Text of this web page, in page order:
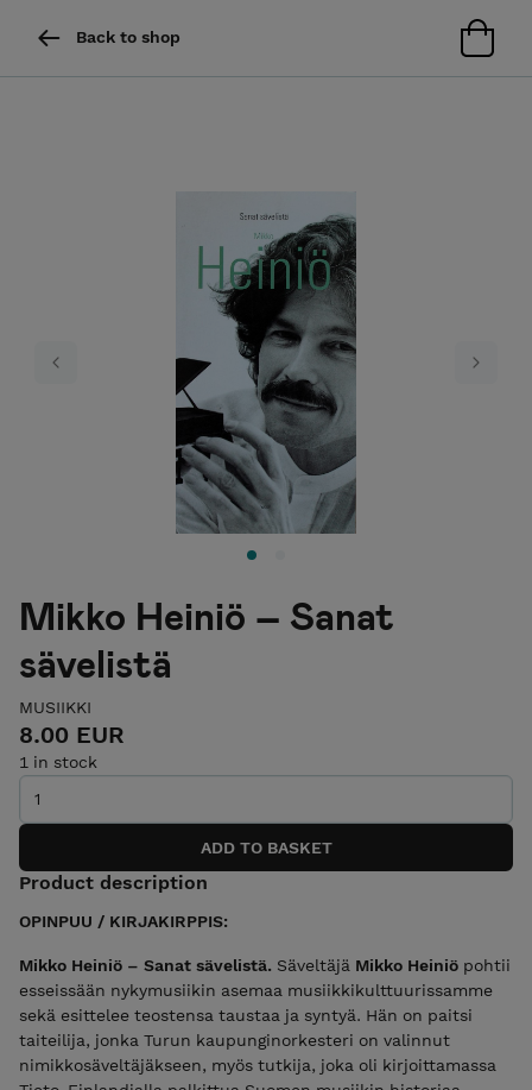
Back to shop
Previous Next
Mikko Heiniö – Sanat
sävelistä
MUSIIKKI
8.00 EUR
1 in stock
Product description
OPINPUU / KIRJAKIRPPIS:
Mikko Heiniö – Sanat sävelistä. Säveltäjä Mikko Heiniö pohtii
esseissään nykymusiikin asemaa musiikkikulttuurissamme
sekä esittelee teostensa taustaa ja syntyä. Hän on paitsi
taiteilija, jonka Turun kaupunginorkesteri on valinnut
nimikkosäveltäjäkseen, myös tutkija, joka oli kirjoittamassa